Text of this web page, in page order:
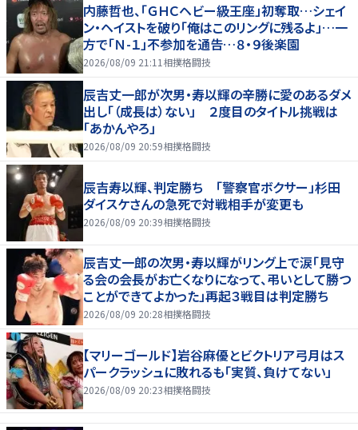
内藤哲也、「ＧＨＣヘビー級王座」初奪取…シェイ
ン・ヘイストを破り「俺はこのリングに残るよ」…一
方で「Ｎ-１」不参加を通告…８・９後楽園
2026/08/09 21:11 相撲格闘技
辰吉丈一郎が次男・寿以輝の辛勝に愛のあるダメ
出し「（成長は）ない」 ２度目のタイトル挑戦は
「あかんやろ」
2026/08/09 20:59相撲格闘技
辰吉寿以輝、判定勝ち 「警察官ボクサー」杉田
ダイスケさんの急死で対戦相手が変更も
2026/08/09 20:39相撲格闘技
辰吉丈一郎の次男・寿以輝がリング上で涙「見守
る会の会長がお亡くなりになって、弔いとして勝つ
ことができてよかった」再起３戦目は判定勝ち
2026/08/09 20:28相撲格闘技
【マリーゴールド】岩谷麻優とビクトリア弓月はス
パークラッシュに敗れるも「実質、負けてない」
2026/08/09 20:23相撲格闘技